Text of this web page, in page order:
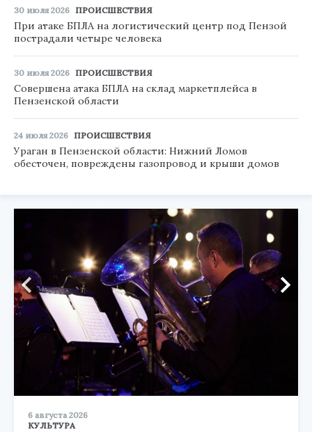
30 июля 2026 ПРОИСШЕСТВИЯ
При атаке БПЛА на логистический центр под Пензой
пострадали четыре человека
30 июля 2026 ПРОИСШЕСТВИЯ
Совершена атака БПЛА на склад маркетплейса в
Пензенской области
24 июля 2026 ПРОИСШЕСТВИЯ
Ураган в Пензенской области: Нижний Ломов
обесточен, повреждены газопровод и крыши домов
6 августа 2026
КУЛЬТУРА